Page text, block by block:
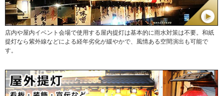
店内や屋内イベント会場で使用する屋内提灯は基本的に雨水対策は不要。和紙
提灯なら紫外線などによる経年劣化が緩やかで、風情ある空間演出も可能で
す。